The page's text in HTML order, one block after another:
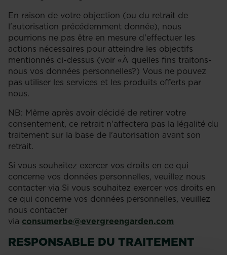
En raison de votre objection (ou du retrait de
l'autorisation précédemment donnée), nous
pourrions ne pas être en mesure d'effectuer les
actions nécessaires pour atteindre les objectifs
mentionnés ci-dessus (voir «À quelles fins traitons-
nous vos données personnelles?) Vous ne pouvez
pas utiliser les services et les produits offerts par
nous.
NB: Même après avoir décidé de retirer votre
consentement, ce retrait n'affectera pas la légalité du
traitement sur la base de l'autorisation avant son
retrait.
Si vous souhaitez exercer vos droits en ce qui
concerne vos données personnelles, veuillez nous
contacter via Si vous souhaitez exercer vos droits en
ce qui concerne vos données personnelles, veuillez
nous contacter
via consumerbe@evergreengarden.com
RESPONSABLE DU TRAITEMENT